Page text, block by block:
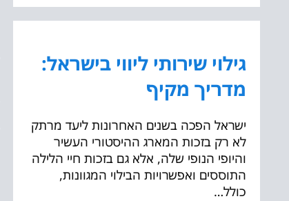
גילוי שירותי ליווי בישראל:
מדריך מקיף
ישראל הפכה בשנים האחרונות ליעד מרתק
לא רק בזכות המארג ההיסטורי העשיר
והיופי הנופי שלה, אלא גם בזכות חיי הלילה
התוססים ואפשרויות הבילוי המגוונות,
כולל…